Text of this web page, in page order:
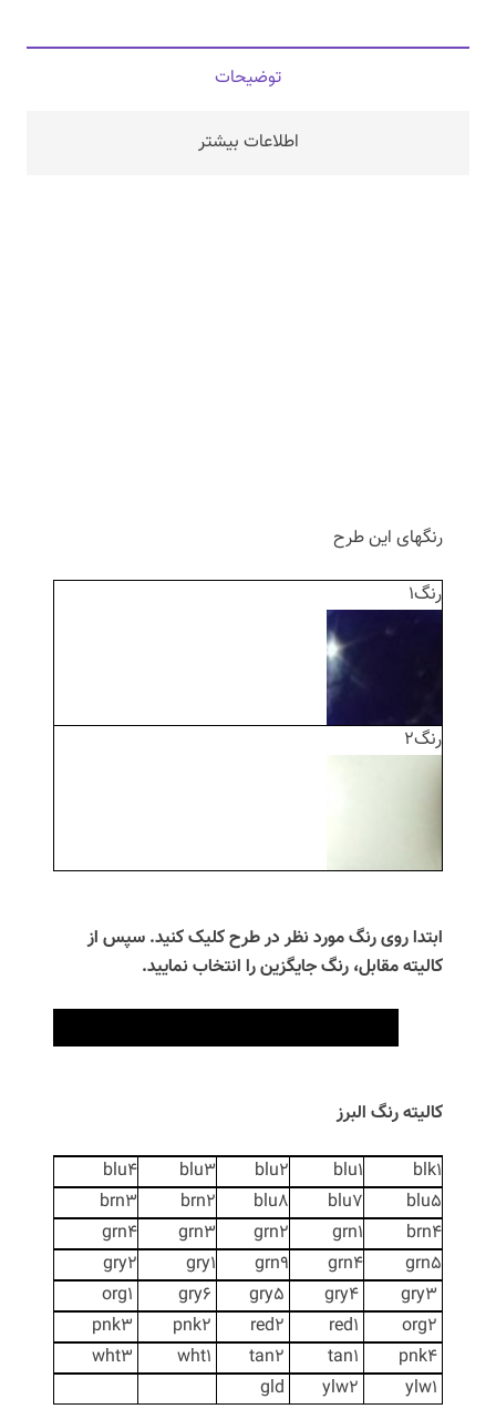
توضیحات
اطلاعات بیشتر
رنگهای این طرح
رنگ1
رنگ2
ابتدا روی رنگ مورد نظر در طرح کلیک کنید. سپس از
کالیته مقابل، رنگ جایگزین را انتخاب نمایید.
کالیته رنگ البرز
blk1
blu1
blu2
blu3
blu4
blu5
blu7
blu8
brn2
brn3
brn4
grn1
grn2
grn3
grn4
grn5
grn4
grn9
gry1
gry2